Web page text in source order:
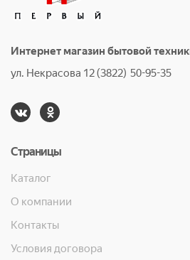
Интернет магазин бытовой
ул. Некрасова 12 (3822) 50-95-35
Страницы
Каталог
О компании
Контакты
Условия договора